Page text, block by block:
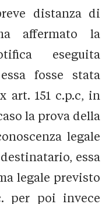
distanza di
affermato la
eseguita
fosse stata
art. 151 c.p.c, in
la prova della
legale
essa
legale previsto
per poi invece